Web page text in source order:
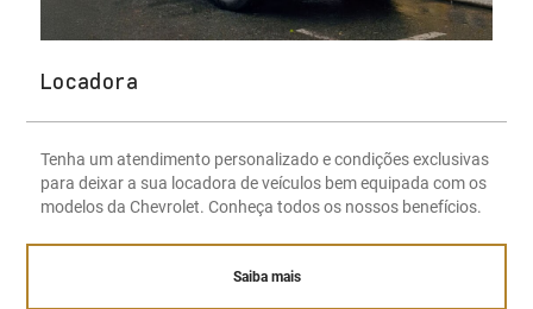
Locadora
Tenha um atendimento personalizado e condições exclusivas
para deixar a sua locadora de veículos bem equipada com os
modelos da Chevrolet. Conheça todos os nossos benefícios.
Saiba mais